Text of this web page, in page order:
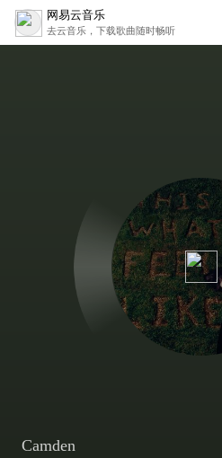
网易云音乐
去云音乐，下载歌曲随时畅听
Camden